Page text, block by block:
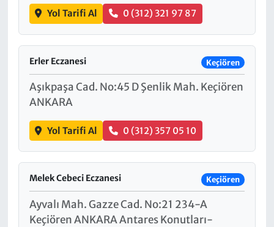
Yol Tarifi Al 0 (312) 321 97 87
Erler Eczanesi Keçiören
Aşıkpaşa Cad. No:45 D Şenlik Mah. Keçiören
ANKARA
Yol Tarifi Al 0 (312) 357 05 10
Melek Cebeci Eczanesi Keçiören
Ayvalı Mah. Gazze Cad. No:21 234-A
Keçiören ANKARA Antares Konutları-